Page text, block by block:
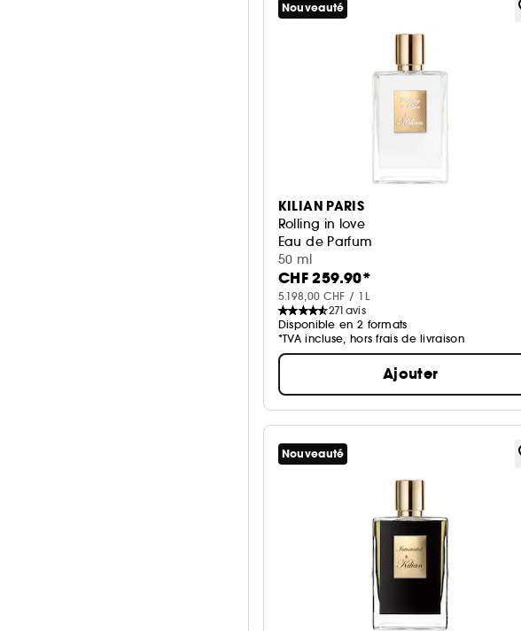
Nouveauté
KILIAN PARIS
Rolling in love
Eau de Parfum
50 ml
CHF 259.90*
5.198,00 CHF / 1L
271 avis
Disponible en 2 formats
*TVA incluse, hors frais de livraison
Ajouter
Nouveauté